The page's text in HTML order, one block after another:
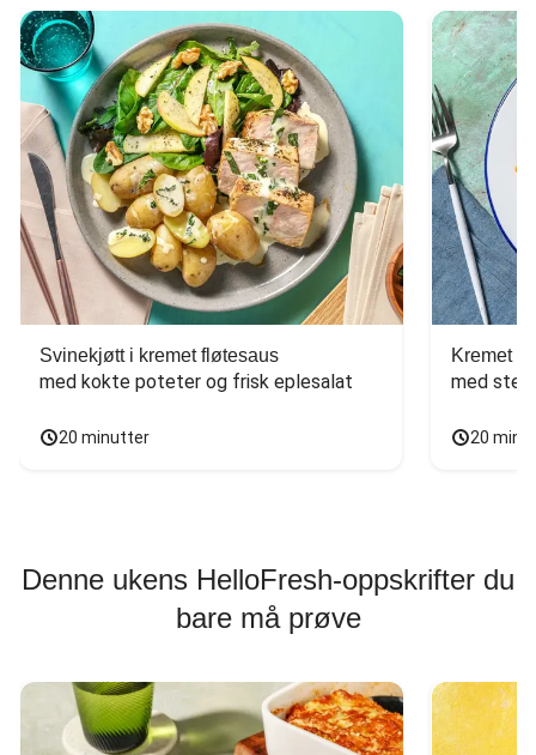
Svinekjøtt i kremet fløtesaus
med kokte poteter og frisk eplesalat
20 minutter
Kremet
med
20
Denne ukens HelloFresh-oppskrifter du
bare må prøve